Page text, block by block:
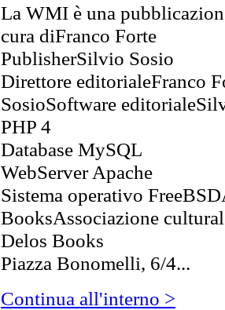
La WMI è una
cura diFranco Forte
PublisherSilvio Sosio
Direttore editorialeFranco
SosioSoftware
PHP 4
Database MySQL
WebServer Apache
Sistema operativo
BooksAssociazione
Delos Books
Piazza Bonomelli, 6/4...
Continua all'interno >